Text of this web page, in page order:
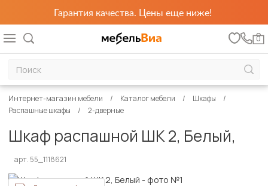
Гарантия качества. Цены еще ниже!
0
Интернет-магазин мебели Каталог мебели
Шкафы
Распашные шкафы
2-дверные
Шкаф распашной ШК 2, Белый,
арт. 55_1118621